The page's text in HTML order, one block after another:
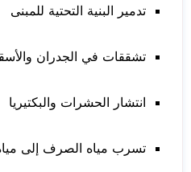
تدمير البنية التحتية للمبنى
تشققات في الجدران
انتشار الحشرات والبكتيريا
تسرب مياه الصرف إلى